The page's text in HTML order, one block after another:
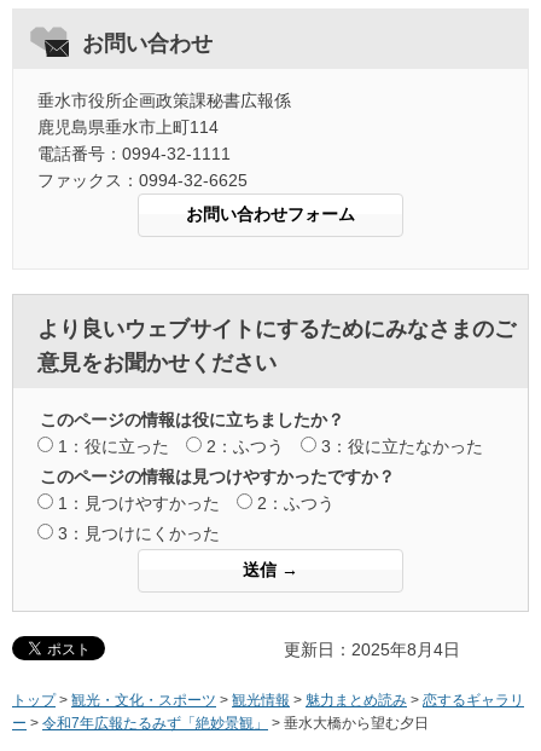
お問い合わせ
垂水市役所企画政策課秘書広報係
鹿児島県垂水市上町114
電話番号：0994-32-1111
ファックス：0994-32-6625
より良いウェブサイトにするためにみなさまのご
意見をお聞かせください
このページの情報は役に立ちましたか？
1：役に立った
2：ふつう
3：役に立たなかった
このページの情報は見つけやすかったですか？
1：見つけやすかった
2：ふつう
3：見つけにくかった
更新日：2025年8月4日
トップ> 観光・文化・スポーツ > 観光情報 > 魅力まとめ読み > 恋するギャラリ
ー > 令和7年広報たるみず「絶妙景観」 > 垂水大橋から望む夕日